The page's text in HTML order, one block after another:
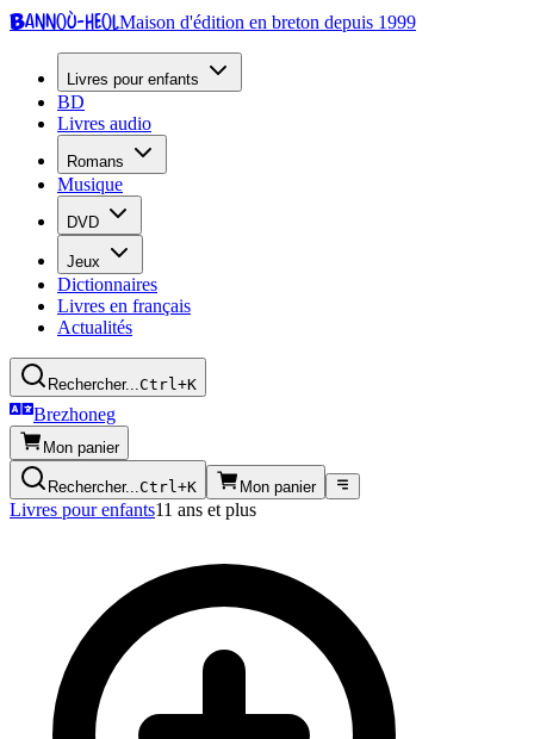
Bannoù-heolMaison d'édition en breton depuis 1999
Livres pour enfants
BD
Livres audio
Romans
Musique
DVD
Jeux
Dictionnaires
Livres en français
Actualités
Rechercher...Ctrl+K
Brezhoneg
Mon panier
Rechercher...Ctrl+K Mon panier
Livres pour enfants11 ans et plus